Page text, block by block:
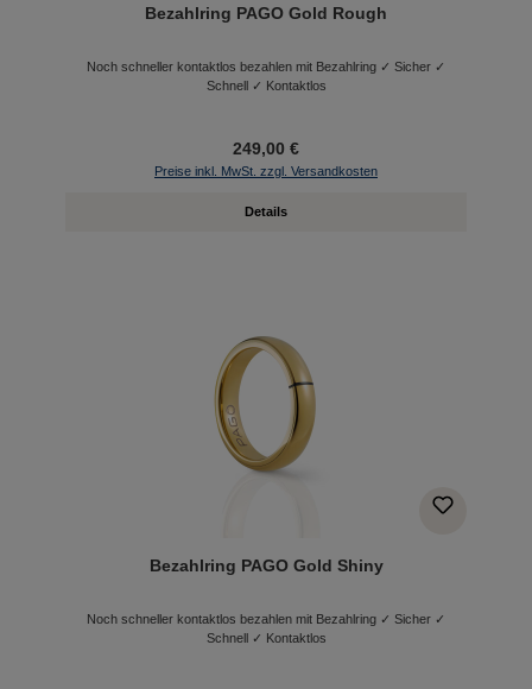
Bezahlring PAGO Gold Rough
Noch schneller kontaktlos bezahlen mit Bezahlring ✓ Sicher ✓
Schnell ✓ Kontaktlos
249,00 €
Preise inkl. MwSt. zzgl. Versandkosten
Details
Bezahlring PAGO Gold Shiny
Noch schneller kontaktlos bezahlen mit Bezahlring ✓ Sicher ✓
Schnell ✓ Kontaktlos